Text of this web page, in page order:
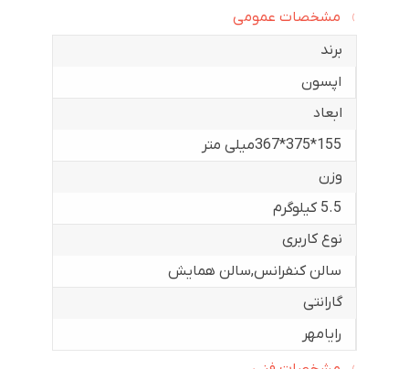
مشخصات عمومی
برند
اپسون
ابعاد
155*375*367میلی متر
وزن
5.5 کیلوگرم
نوع کاربری
سالن کنفرانس,سالن همایش
گارانتی
رایامهر